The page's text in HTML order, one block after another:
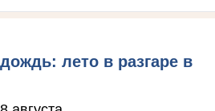
лето в разгаре в